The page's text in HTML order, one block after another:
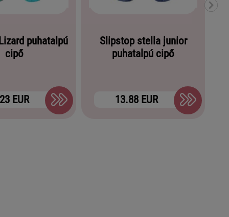
puhatalpú
cipő
EUR
Slipstop stella junior
puhatalpú cipő
13.88 EUR